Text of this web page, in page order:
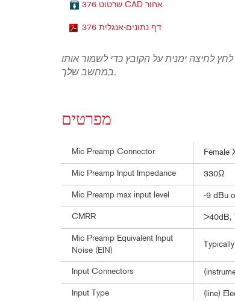
376 שרטוט CAD אחור
376 דף נתונים-אנגלית
לחיצה ימנית על הקובץ כדי לשמור אותו
במחשב שלך.
מפרטים
Mic Preamp Connector Female
Mic Preamp Input Impedance 330Ω
Mic Preamp max input level -9 dBu
CMRR >40dB,
Mic Preamp Equivalent Input
Noise (EIN)
Input Connectors
Input Type (line)